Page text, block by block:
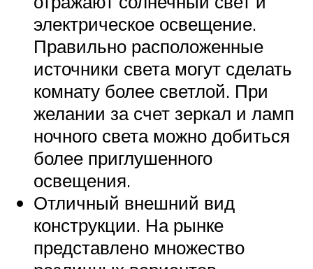
электрическое освещение.
Правильно расположенные
источники света могут сделать
комнату более светлой. При
желании за счет зеркал и ламп
ночного света можно добиться
более приглушенного
освещения.
Отличный внешний вид
конструкции. На рынке
представлено множество